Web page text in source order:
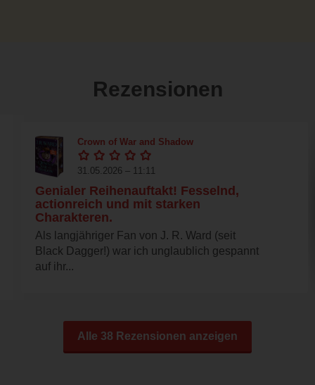
Rezensionen
Crown of War and Shadow
31.05.2026 – 11:11
Genialer Reihenauftakt! Fesselnd,
actionreich und mit starken
Charakteren.
Als langjähriger Fan von J. R. Ward (seit
Black Dagger!) war ich unglaublich gespannt
auf ihr...
Alle 38 Rezensionen anzeigen